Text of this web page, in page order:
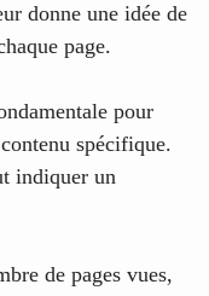
donne une idée de
page.
pour
spécifique.
indiquer un
de pages vues,